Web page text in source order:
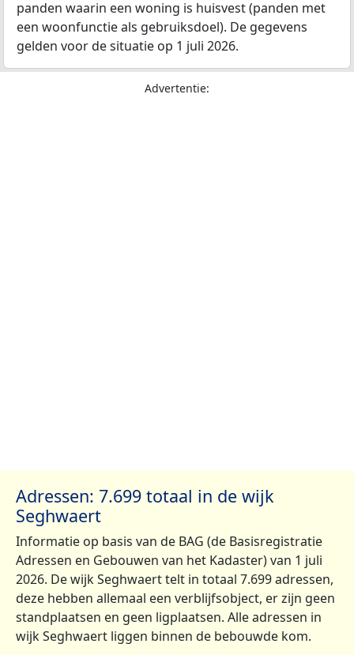
panden waarin een woning is huisvest (panden met
een woonfunctie als gebruiksdoel). De gegevens
gelden voor de situatie op 1 juli 2026.
Advertentie:
Adressen: 7.699 totaal in de wijk
Seghwaert
Informatie op basis van de BAG (de Basisregistratie
Adressen en Gebouwen van het Kadaster) van 1 juli
2026. De wijk Seghwaert telt in totaal 7.699 adressen,
deze hebben allemaal een verblijfsobject, er zijn geen
standplaatsen en geen ligplaatsen. Alle adressen in
wijk Seghwaert liggen binnen de bebouwde kom.